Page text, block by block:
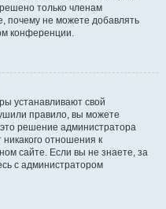
только членам
почему не можете добавлять
конференции.
устанавливают свой
правило, вы можете
решение администратора
отношения к
сайте. Если вы не знаете, за
с администратором